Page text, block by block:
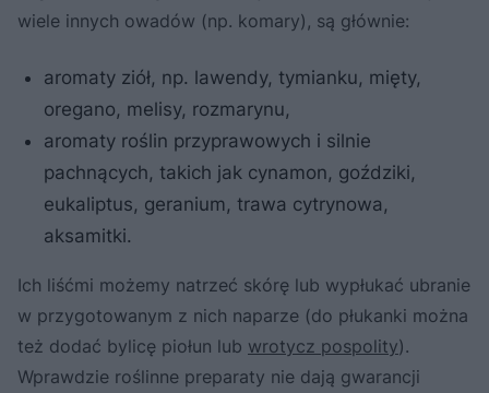
wiele innych owadów (np. komary), są głównie:
aromaty ziół, np. lawendy, tymianku, mięty,
oregano, melisy, rozmarynu,
aromaty roślin przyprawowych i silnie
pachnących, takich jak cynamon, goździki,
eukaliptus, geranium, trawa cytrynowa,
aksamitki.
Ich liśćmi możemy natrzeć skórę lub wypłukać ubranie
w przygotowanym z nich naparze (do płukanki można
też dodać bylicę piołun lub wrotycz pospolity).
Wprawdzie roślinne preparaty nie dają gwarancji